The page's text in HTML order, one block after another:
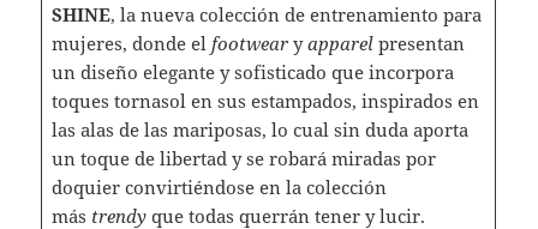
SHINE, la nueva colección de entrenamiento para
mujeres, donde el footwear yapparelpresentan
un diseño elegante y sofisticado que incorpora
toques tornasol en sus estampados, inspirados en
las alas de las mariposas, lo cual sin duda aporta
un toque de libertad y se robará miradas por
doquier convirtiéndose en la colección
más trendyque todas querrán tener y lucir.